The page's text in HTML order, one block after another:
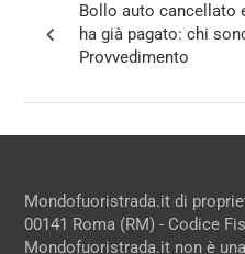
articoli
Bollo auto cancellato
ha già pagato: chi
Provvedimento
Mondofuoristrada.it di
00141 Roma (RM) - Codice
Mondofuoristrada.it non è